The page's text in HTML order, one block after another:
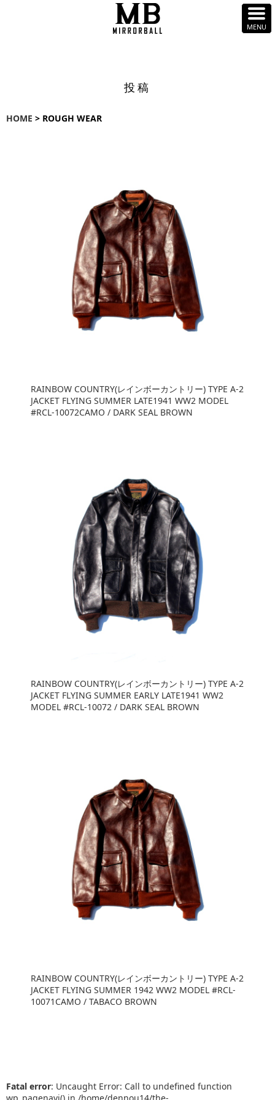
投稿
HOME > ROUGH WEAR
RAINBOW COUNTRY(レインボーカントリー) TYPE A-2
JACKET FLYING SUMMER LATE1941 WW2 MODEL
#RCL-10072CAMO / DARK SEAL BROWN
RAINBOW COUNTRY(レインボーカントリー) TYPE A-2
JACKET FLYING SUMMER EARLY LATE1941 WW2
MODEL #RCL-10072 / DARK SEAL BROWN
RAINBOW COUNTRY(レインボーカントリー) TYPE A-2
JACKET FLYING SUMMER 1942 WW2 MODEL #RCL-
10071CAMO / TABACO BROWN
Fatal error: Uncaught Error: Call to undefined function